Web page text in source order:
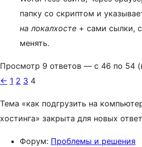
папку со скриптом и
на локалхосте + сами сылки,
менять.
Просмотр 9 ответов — с 46 по 54
← 1 2 3 4
Тема «как подгрузить на
хостинга» закрыта для новых
Форум: Проблемы и решения